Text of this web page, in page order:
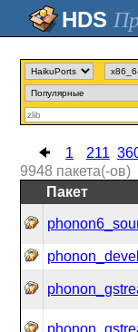
1 211
9948 пакета(-ов)
Пакет
phonon_devel